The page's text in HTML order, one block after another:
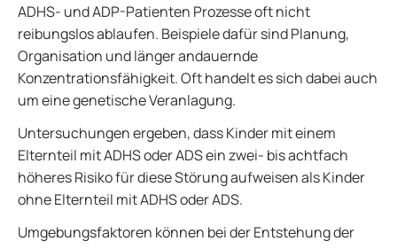
ADHS- und ADP-Patienten Prozesse oft nicht
reibungslos ablaufen. Beispiele dafür sind Planung,
Organisation und länger andauernde
Konzentrationsfähigkeit. Oft handelt es sich dabei auch
um eine genetische Veranlagung.
Untersuchungen ergeben, dass Kinder mit einem
Elternteil mit ADHS oder ADS ein zwei- bis achtfach
höheres Risiko für diese Störung aufweisen als Kinder
ohne Elternteil mit ADHS oder ADS.
Umgebungsfaktoren können bei der Entstehung der